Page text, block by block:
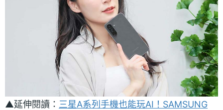
▲延伸閱讀： 三星A系列手機也能玩AI！SAMSUNG